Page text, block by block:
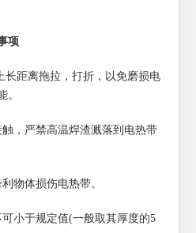
项
距离拖拉，打折，以免磨损电
。
，严禁高温焊渣溅落到电热带
体损伤电热带。
小于规定值(一般取其厚度的5